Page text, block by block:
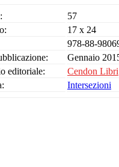
57
17 x 24
978-88-
Gennaio
editoriale:
Cendon Libri
Intersezioni